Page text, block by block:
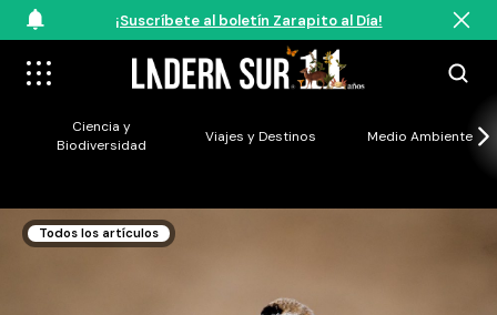
¡Suscríbete al boletín Zarapito al Día!
Ciencia y
Biodiversidad
Viajes y Destinos Medio Ambiente
Todos los artículos